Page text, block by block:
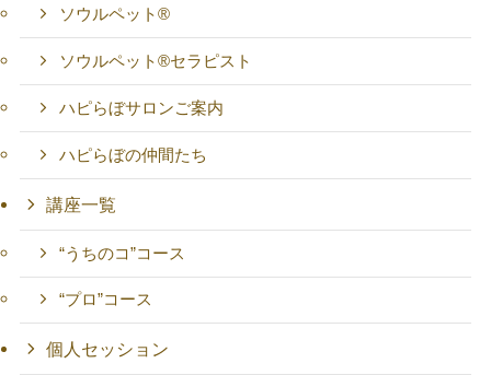
ソウルペット®
ソウルペット®セラピスト
ハピらぼサロンご案内
ハピらぼの仲間たち
講座一覧
“うちのコ”コース
“プロ”コース
個人セッション